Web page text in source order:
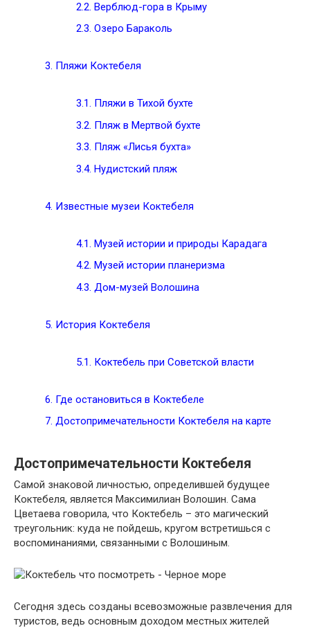
2.2. Верблюд-гора в Крыму
2.3. Озеро Бараколь
3. Пляжи Коктебеля
3.1. Пляжи в Тихой бухте
3.2. Пляж в Мертвой бухте
3.3. Пляж «Лисья бухта»
3.4. Нудистский пляж
4. Известные музеи Коктебеля
4.1. Музей истории и природы Карадага
4.2. Музей истории планеризма
4.3. Дом-музей Волошина
5. История Коктебеля
5.1. Коктебель при Советской власти
6. Где остановиться в Коктебеле
7. Достопримечательности Коктебеля на карте
Достопримечательности Коктебеля
Самой знаковой личностью, определившей будущее
Коктебеля, является Максимилиан Волошин. Сама
Цветаева говорила, что Коктебель – это магический
треугольник: куда не пойдешь, кругом встретишься с
воспоминаниями, связанными с Волошиным.
Сегодня здесь созданы всевозможные развлечения для
туристов, ведь основным доходом местных жителей